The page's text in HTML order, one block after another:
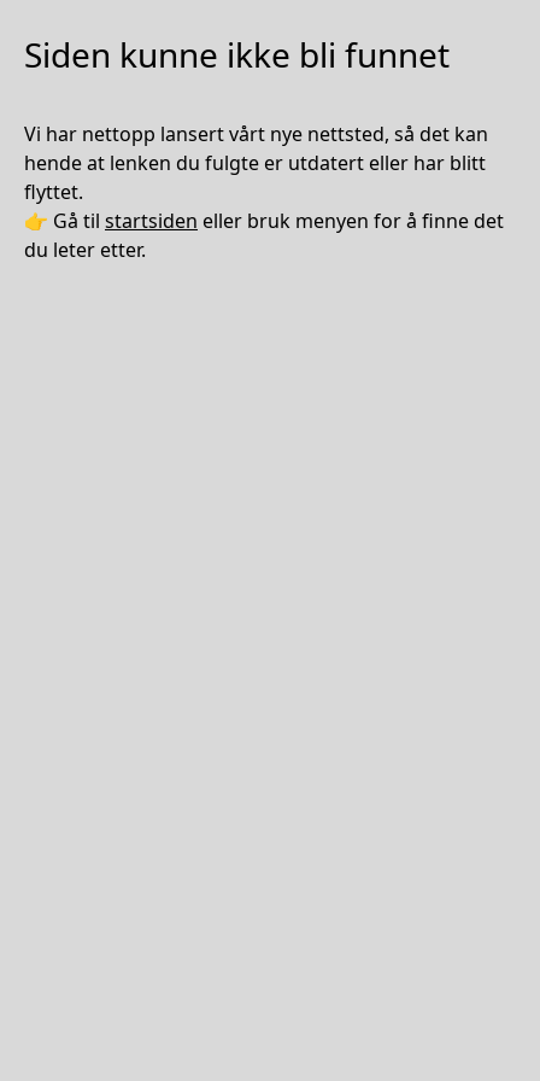
Siden kunne ikke bli funnet
Vi har nettopp lansert vårt nye nettsted, så det kan
hende at lenken du fulgte er utdatert eller har blitt
flyttet.
👉 Gå til startsiden eller bruk menyen for å finne det
du leter etter.